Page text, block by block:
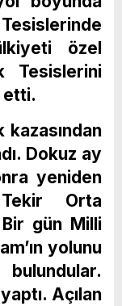
özel
Tesislerini
etti.
kazasından
Dokuz ay
yeniden
Orta
gün Milli
yolunu
Açılan